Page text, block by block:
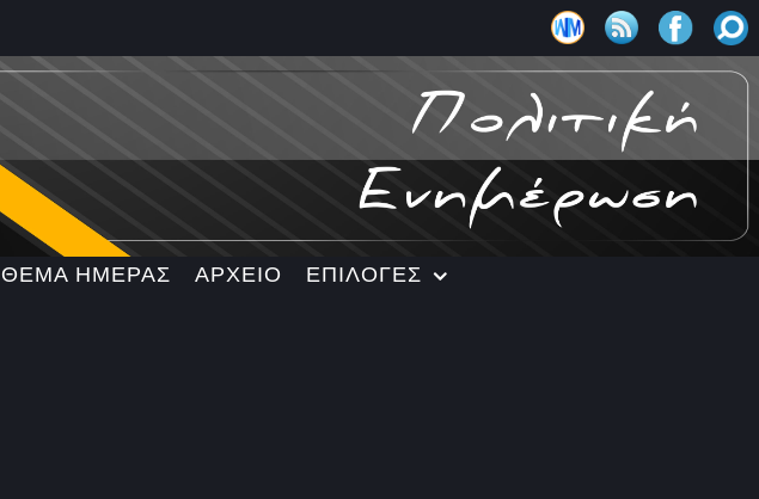
ΘΕΜΑ ΗΜΕΡΑΣ ΑΡΧΕΙΟ ΕΠΙΛΟΓΕΣ